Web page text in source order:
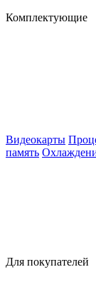
Комплектующие
Видеокарты
память
Для покупателей